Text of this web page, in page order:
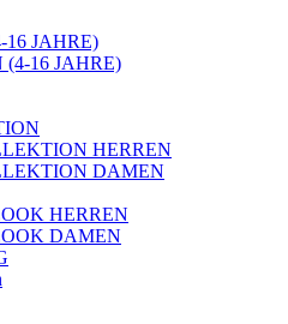
16 JAHRE)
16 JAHRE)
HERREN
DAMEN
HERREN
DAMEN